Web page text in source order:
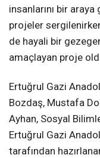
insanlarını bir
projeler
de hayali bir
amaçlayan proje
Ertuğrul Gazi
Bozdaş, Mustafa
Ayhan, Sosyal
Ertuğrul Gazi
tarafından